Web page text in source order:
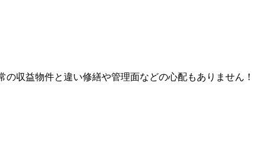
収益物件と違い修繕や管理面などの心配もありません！